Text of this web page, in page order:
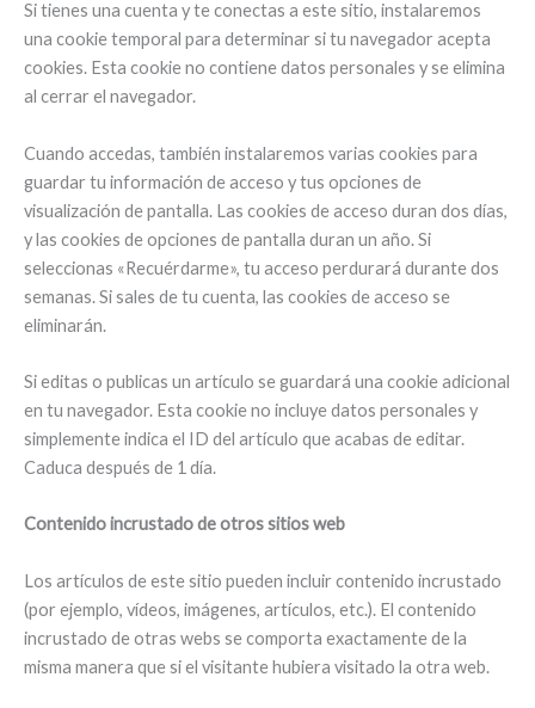
Si tienes una cuenta y te conectas a este sitio, instalaremos
una cookie temporal para determinar si tu navegador acepta
cookies. Esta cookie no contiene datos personales y se elimina
al cerrar el navegador.
Cuando accedas, también instalaremos varias cookies para
guardar tu información de acceso y tus opciones de
visualización de pantalla. Las cookies de acceso duran dos días,
y las cookies de opciones de pantalla duran un año. Si
seleccionas «Recuérdarme», tu acceso perdurará durante dos
semanas. Si sales de tu cuenta, las cookies de acceso se
eliminarán.
Si editas o publicas un artículo se guardará una cookie adicional
en tu navegador. Esta cookie no incluye datos personales y
simplemente indica el ID del artículo que acabas de editar.
Caduca después de 1 día.
Contenido incrustado de otros sitios web
Los artículos de este sitio pueden incluir contenido incrustado
(por ejemplo, vídeos, imágenes, artículos, etc.). El contenido
incrustado de otras webs se comporta exactamente de la
misma manera que si el visitante hubiera visitado la otra web.